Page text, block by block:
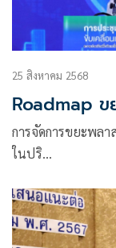
25 สิงหาคม 2568
Roadmap ข
การจัดการขยะพล
ในปริ…